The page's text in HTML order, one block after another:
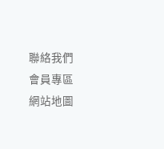
聯絡我們
會員專區
網站地圖